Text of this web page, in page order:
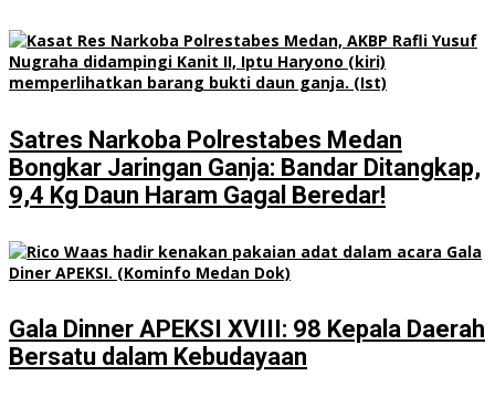
Satres Narkoba Polrestabes Medan
Bongkar Jaringan Ganja: Bandar Ditangkap,
9,4 Kg Daun Haram Gagal Beredar!
Gala Dinner APEKSI XVIII: 98 Kepala Daerah
Bersatu dalam Kebudayaan